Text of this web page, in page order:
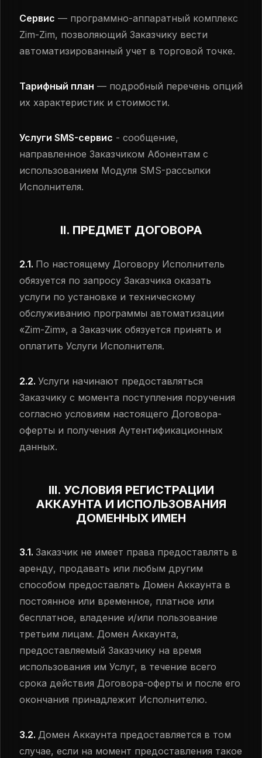
Сервис — программно-аппаратный комплекс
Zim-Zim, позволяющий Заказчику вести
автоматизированный учет в торговой точке.
Тарифный план — подробный перечень опций
их характеристик и стоимости.
Услуги SMS-сервис - сообщение,
направленное Заказчиком Абонентам с
использованием Модуля SMS-рассылки
Исполнителя.
II. ПРЕДМЕТ ДОГОВОРА
2.1. По настоящему Договору Исполнитель
обязуется по запросу Заказчика оказать
услуги по установке и техническому
обслуживанию программы автоматизации
«Zim-Zim», а Заказчик обязуется принять и
оплатить Услуги Исполнителя.
2.2. Услуги начинают предоставляться
Заказчику с момента поступления поручения
согласно условиям настоящего Договора-
оферты и получения Аутентификационных
данных.
III. УСЛОВИЯ РЕГИСТРАЦИИ
АККАУНТА И ИСПОЛЬЗОВАНИЯ
ДОМЕННЫХ ИМЕН
3.1. Заказчик не имеет права предоставлять в
аренду, продавать или любым другим
способом предоставлять Домен Аккаунта в
постоянное или временное, платное или
бесплатное, владение и/или пользование
третьим лицам. Домен Аккаунта,
предоставляемый Заказчику на время
использования им Услуг, в течение всего
срока действия Договора-оферты и после его
окончания принадлежит Исполнителю.
3.2. Домен Аккаунта предоставляется в том
случае, если на момент предоставления такое